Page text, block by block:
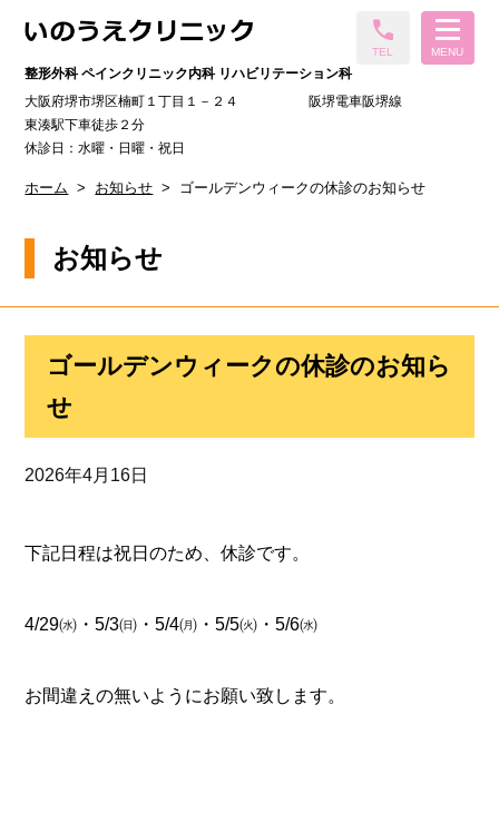
整形外科 ペインクリニック内科 リハビリテーション科
call
TEL MENU
大阪府堺市堺区楠町１丁目１－２４ 阪堺電車阪堺線
東湊駅下車徒歩２分
休診日：水曜・日曜・祝日
ホーム お知らせ ゴールデンウィークの休診のお知らせ
お知らせ
ゴールデンウィークの休診のお知ら
せ
2026年4月16日
下記日程は祝日のため、休診です。
4/29㈬・5/3㈰・5/4㈪・5/5㈫・5/6㈬
お間違えの無いようにお願い致します。